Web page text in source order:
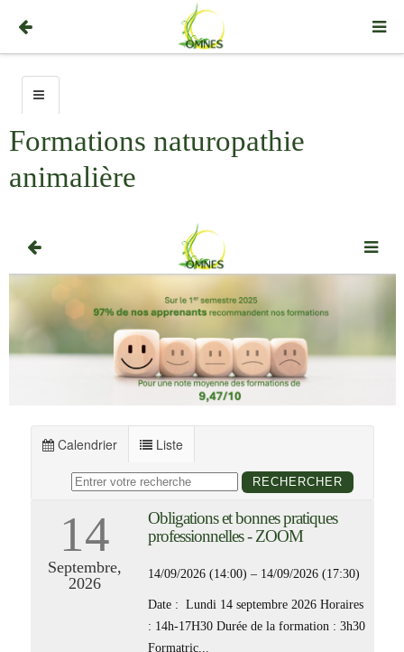
Formations naturopathie
animalière